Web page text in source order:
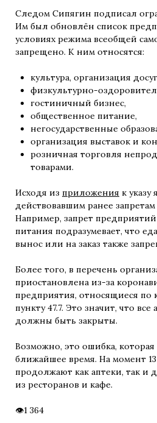
Следом Сипягин подписал
Им был обновлён список
условиях режима всеобщей
запрещено. К ним относятся:
культура, организация
физкультурно-
гостиничный бизнес,
общественное питание,
негосударственные
организация выставок и
розничная торговля
товарами.
Исходя из приложения к указу
действовавшим ранее
Например, запрет
питания подразумевает, что
вынос или на заказ также
Более того, в перечень
приостановлена из-за
предприятия, относящиеся
пункту 47.7. Это значит, что все
должны быть закрыты.
Возможно, это ошибка, которая
ближайшее время. На момент
продолжают как аптеки, так и
из ресторанов и кафе.
1 364